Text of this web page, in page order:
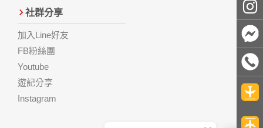
社群分享
加入Line好友
FB粉絲團
Youtube
遊記分享
Instagram